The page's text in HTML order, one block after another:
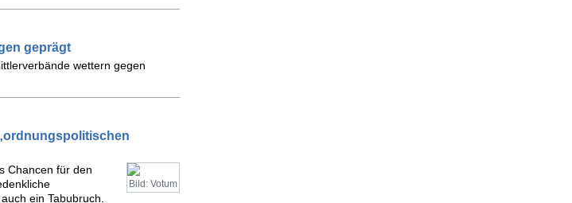
geprägt
wettern gegen
Bild: Votum
Chancen für den
ein Tabubruch.